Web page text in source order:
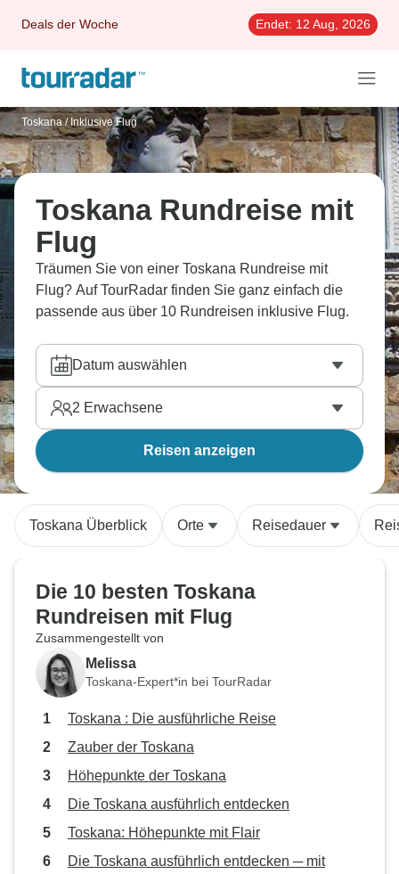
Deals der Woche Endet: 12 Aug, 2026
Toskana / Inklusive Flug
Toskana Rundreise mit
Flug
Träumen Sie von einer Toskana Rundreise mit
Flug? Auf TourRadar finden Sie ganz einfach die
passende aus über 10 Rundreisen inklusive Flug.
Datum auswählen
2 Erwachsene
Reisen anzeigen
Toskana Überblick Orte Reisedauer
Die 10 besten Toskana
Rundreisen mit Flug
Zusammengestellt von
Melissa
Toskana-Expert*in bei TourRadar
Toskana : Die ausführliche Reise
Zauber der Toskana
Höhepunkte der Toskana
Die Toskana ausführlich entdecken
Toskana: Höhepunkte mit Flair
Die Toskana ausführlich entdecken ─ mit